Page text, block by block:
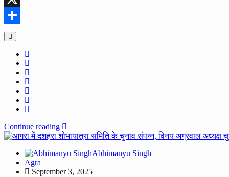
X
Share
Continue reading
Abhimanyu Singh
Agra
September 3, 2025